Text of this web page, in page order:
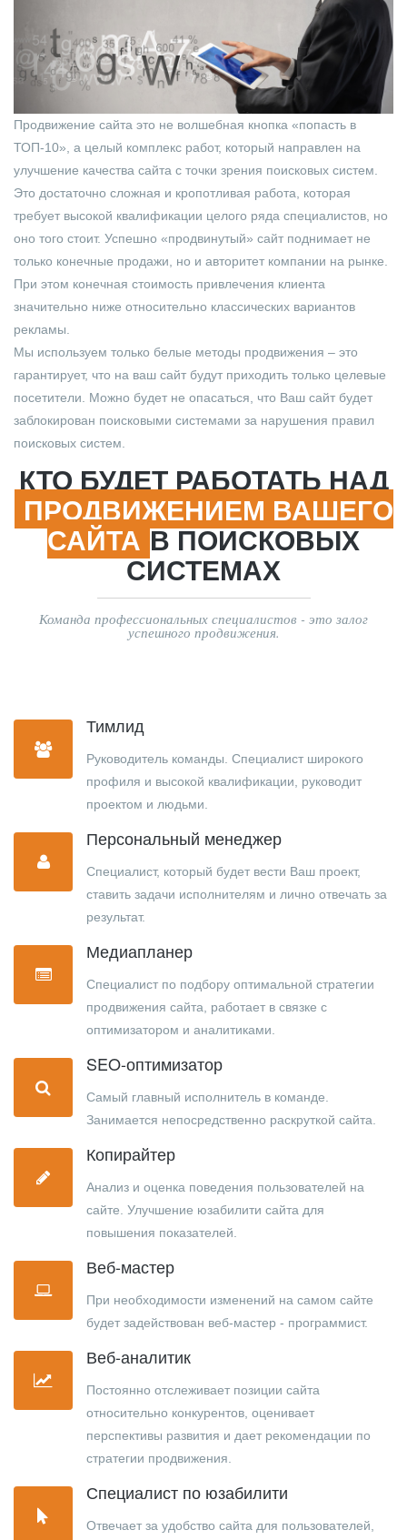
Продвижение сайта это не волшебная кнопка «попасть в
ТОП-10», а целый комплекс работ, который направлен на
улучшение качества сайта с точки зрения поисковых систем.
Это достаточно сложная и кропотливая работа, которая
требует высокой квалификации целого ряда специалистов, но
оно того стоит. Успешно «продвинутый» сайт поднимает не
только конечные продажи, но и авторитет компании на рынке.
При этом конечная стоимость привлечения клиента
значительно ниже относительно классических вариантов
рекламы.
Мы используем только белые методы продвижения – это
гарантирует, что на ваш сайт будут приходить только целевые
посетители. Можно будет не опасаться, что Ваш сайт будет
заблокирован поисковыми системами за нарушения правил
поисковых систем.
КТО БУДЕТ РАБОТАТЬ НАД
ПРОДВИЖЕНИЕМ ВАШЕГО
САЙТА В ПОИСКОВЫХ
СИСТЕМАХ
Команда профессиональных специалистов - это залог
успешного продвижения.
Тимлид
Руководитель команды. Специалист широкого
профиля и высокой квалификации, руководит
проектом и людьми.
Персональный менеджер
Специалист, который будет вести Ваш проект,
ставить задачи исполнителям и лично отвечать за
результат.
Медиапланер
Специалист по подбору оптимальной стратегии
продвижения сайта, работает в связке с
оптимизатором и аналитиками.
SEO-оптимизатор
Самый главный исполнитель в команде.
Занимается непосредственно раскруткой сайта.
Копирайтер
Анализ и оценка поведения пользователей на
сайте. Улучшение юзабилити сайта для
повышения показателей.
Веб-мастер
При необходимости изменений на самом сайте
будет задействован веб-мастер - программист.
Веб-аналитик
Постоянно отслеживает позиции сайта
относительно конкурентов, оценивает
перспективы развития и дает рекомендации по
стратегии продвижения.
Специалист по юзабилити
Отвечает за удобство сайта для пользователей,